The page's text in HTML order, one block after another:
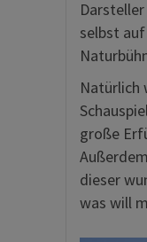
selbst
Natürlich
große
dieser
was will